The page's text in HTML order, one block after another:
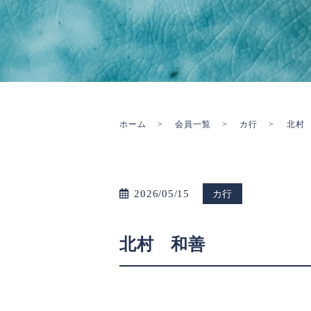
ホーム 会員一覧 カ行 北村
2026/05/15 カ行
北村 和善